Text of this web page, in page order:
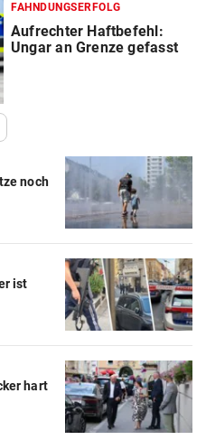
FAHNDUNGSERFOLG
Aufrechter Haftbefehl:
Ungar an Grenze gefasst
noch
ist
hart